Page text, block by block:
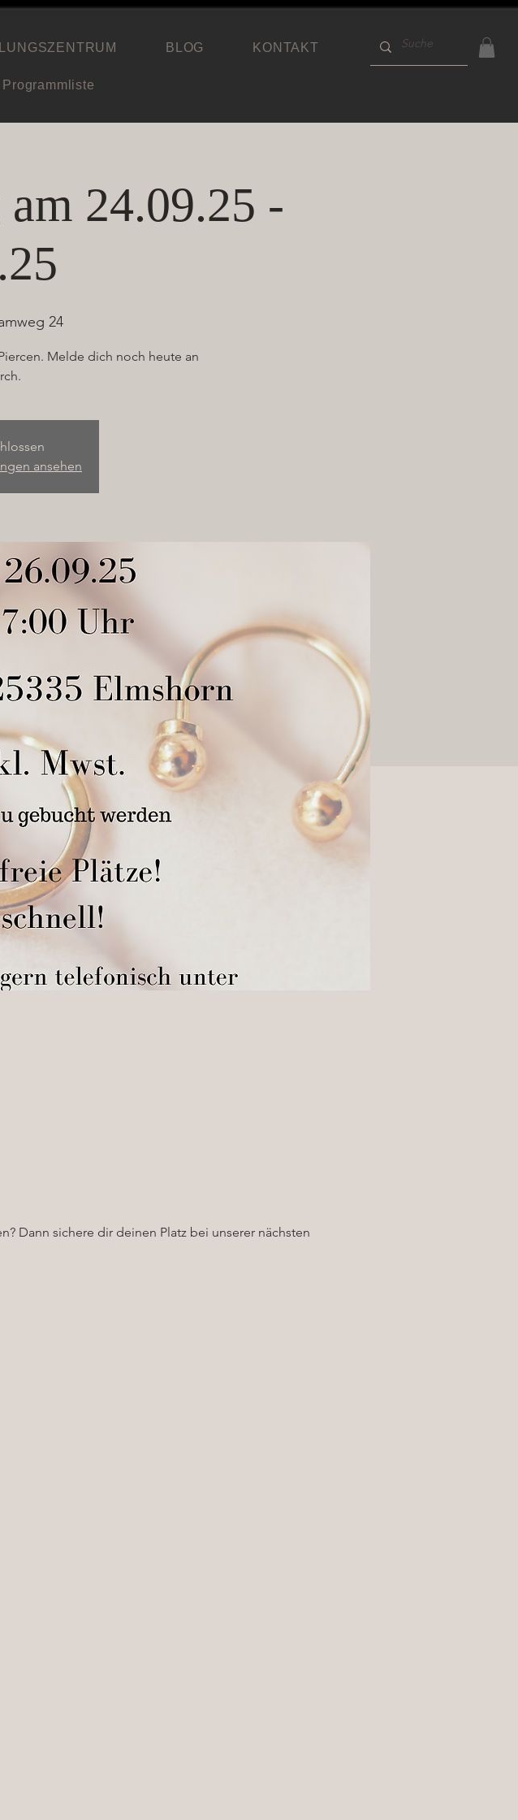
BLOG KONTAKT
Programmliste
24.09.25 -
24
Melde dich noch heute an
ansehen
Dann sichere dir deinen Platz bei unserer nächsten